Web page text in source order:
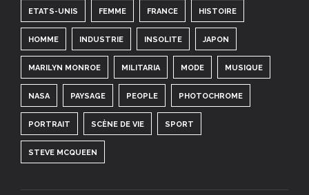
ETATS-UNIS FEMME FRANCE HISTOIRE
HOMME INDUSTRIE INSOLITE JAPON
MARILYN MONROE MILITARIA MODE MUSIQUE
NASA PAYSAGE PEOPLE PHOTOCHROME
PORTRAIT SCÈNE DE VIE SPORT
STEVE MCQUEEN